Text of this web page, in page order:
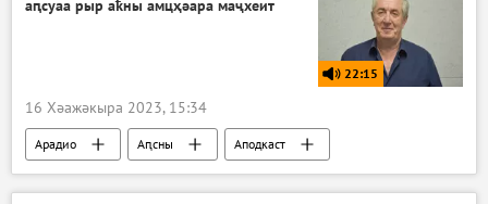
аԥсуаа рыр аҟны амцҳәара маҷхеит
22:15
16 Хәажәкыра 2023, 15:34
Арадио Аԥсны Аподкаст